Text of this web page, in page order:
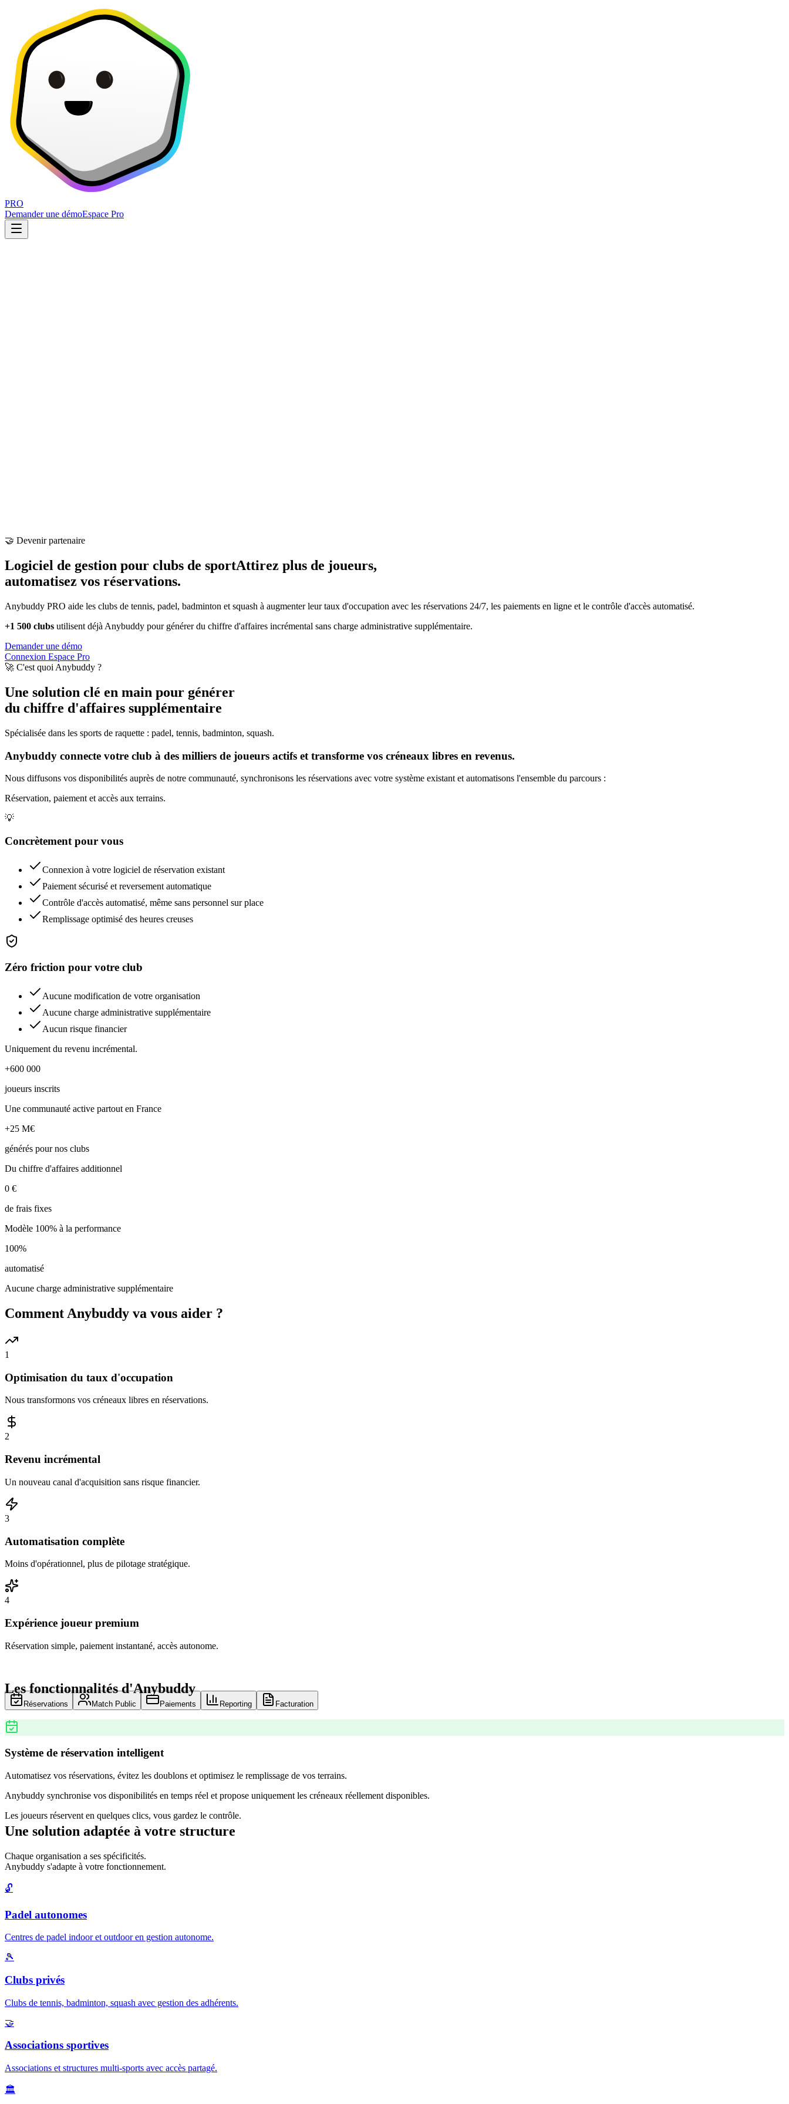
PRO
Demander une démoEspace Pro
🤝 Devenir partenaire
Logiciel de gestion pour clubs de sportAttirez plus de joueurs,
automatisez vos réservations.
Anybuddy PRO aide les clubs de tennis, padel, badminton et squash à augmenter leur taux d'occupation avec les réservations 24/7, les paiements en ligne et le contrôle d'accès automatisé.
+1 500 clubs utilisent déjà Anybuddy pour générer du chiffre d'affaires incrémental sans charge administrative supplémentaire.
Demander une démo
Connexion Espace Pro
🚀 C'est quoi Anybuddy ?
Une solution clé en main pour générer
du chiffre d'affaires supplémentaire
Spécialisée dans les sports de raquette : padel, tennis, badminton, squash.
Anybuddy connecte votre club à des milliers de joueurs actifs et transforme vos créneaux libres en revenus.
Nous diffusons vos disponibilités auprès de notre communauté, synchronisons les réservations avec votre système existant et automatisons l'ensemble du parcours :
Réservation, paiement et accès aux terrains.
💡
Concrètement pour vous
Connexion à votre logiciel de réservation existant
Paiement sécurisé et reversement automatique
Contrôle d'accès automatisé, même sans personnel sur place
Remplissage optimisé des heures creuses
Zéro friction pour votre club
Aucune modification de votre organisation
Aucune charge administrative supplémentaire
Aucun risque financier
Uniquement du revenu incrémental.
+600 000
joueurs inscrits
Une communauté active partout en France
+25 M€
générés pour nos clubs
Du chiffre d'affaires additionnel
0 €
de frais fixes
Modèle 100% à la performance
100%
automatisé
Aucune charge administrative supplémentaire
Comment Anybuddy va vous aider ?
1
Optimisation du taux d'occupation
Nous transformons vos créneaux libres en réservations.
2
Revenu incrémental
Un nouveau canal d'acquisition sans risque financier.
3
Automatisation complète
Moins d'opérationnel, plus de pilotage stratégique.
4
Expérience joueur premium
Réservation simple, paiement instantané, accès autonome.
Les fonctionnalités d'Anybuddy
Réservations Match Public Paiements Reporting Facturation
Système de réservation intelligent
Automatisez vos réservations, évitez les doublons et optimisez le remplissage de vos terrains.
Anybuddy synchronise vos disponibilités en temps réel et propose uniquement les créneaux réellement disponibles.
Les joueurs réservent en quelques clics, vous gardez le contrôle.
Une solution adaptée à votre structure
Chaque organisation a ses spécificités.
Anybuddy s'adapte à votre fonctionnement.
🔓
Padel autonomes
Centres de padel indoor et outdoor en gestion autonome.
🎾
Clubs privés
Clubs de tennis, badminton, squash avec gestion des adhérents.
🤝
Associations sportives
Associations et structures multi-sports avec accès partagé.
🏛️